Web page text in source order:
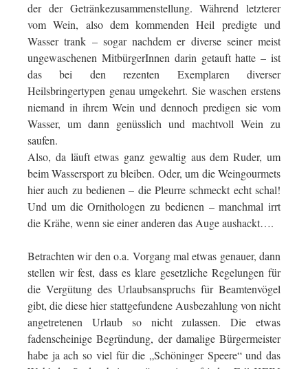
der der Getränkezusammenstellung. Während letzterer
vom Wein, also dem kommenden Heil predigte und
Wasser trank – sogar nachdem er diverse seiner meist
ungewaschenen MitbürgerInnen darin getauft hatte – ist
das bei den rezenten Exemplaren diverser
Heilsbringertypen genau umgekehrt. Sie waschen erstens
niemand in ihrem Wein und dennoch predigen sie vom
Wasser, um dann genüsslich und machtvoll Wein zu
saufen.
Also, da läuft etwas ganz gewaltig aus dem Ruder, um
beim Wassersport zu bleiben. Oder, um die Weingourmets
hier auch zu bedienen – die Pleurre schmeckt echt schal!
Und um die Ornithologen zu bedienen – manchmal irrt
die Krähe, wenn sie einer anderen das Auge aushackt….
Betrachten wir den o.a. Vorgang mal etwas genauer, dann
stellen wir fest, dass es klare gesetzliche Regelungen für
die Vergütung des Urlaubsanspruchs für Beamtenvögel
gibt, die diese hier stattgefundene Ausbezahlung von nicht
angetretenen Urlaub so nicht zulassen. Die etwas
fadenscheinige Begründung, der damalige Bürgermeister
habe ja ach so viel für die „Schöninger Speere“ und das